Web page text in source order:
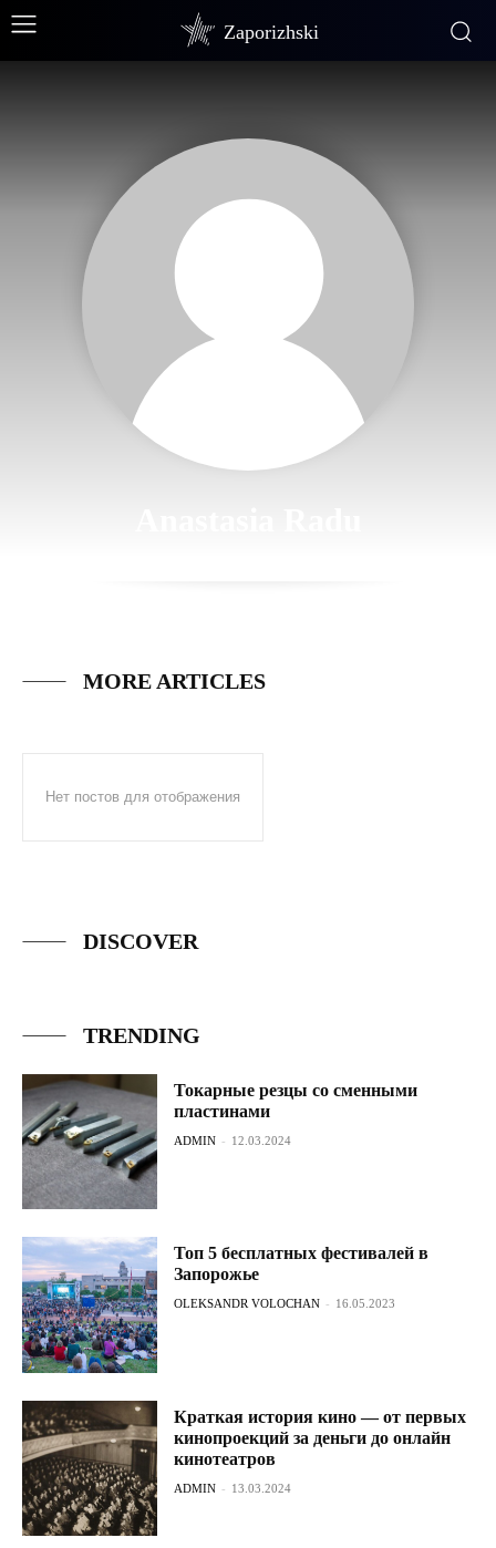
Zaporizhski
MORE ARTICLES
Нет постов для отображения
DISCOVER
TRENDING
Токарные резцы со сменными
пластинами
ADMIN - 12.03.2024
Топ 5 бесплатных фестивалей в
Запорожье
OLEKSANDR VOLOCHAN - 16.05.2023
Краткая история кино — от первых
кинопроекций за деньги до онлайн
кинотеатров
ADMIN - 13.03.2024